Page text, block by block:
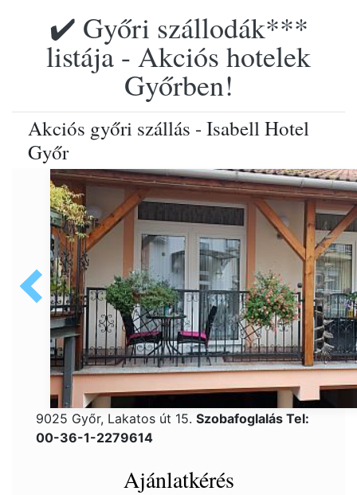
✔️ Győri szállodák***
listája - Akciós hotelek
Győrben!
Akciós győri szállás - Isabell Hotel
Győr
9025 Győr, Lakatos út 15. Szobafoglalás Tel:
00-36-1-2279614
Ajánlatkérés